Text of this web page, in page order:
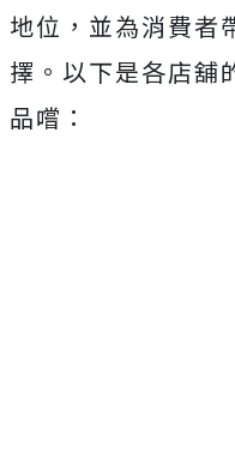
地位，並為消費者
擇。以下是各店舖
品嚐：